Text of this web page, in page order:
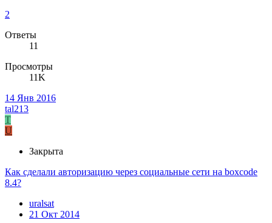
2
Ответы
11
Просмотры
11K
14 Янв 2016
tal213
T
U
Закрыта
Как сделали авторизацию через социальные сети на boxcode
8.4?
uralsat
21 Окт 2014